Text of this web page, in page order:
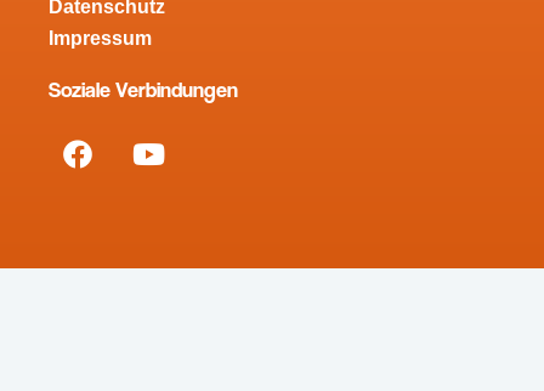
Datenschutz
Impressum
Soziale Verbindungen